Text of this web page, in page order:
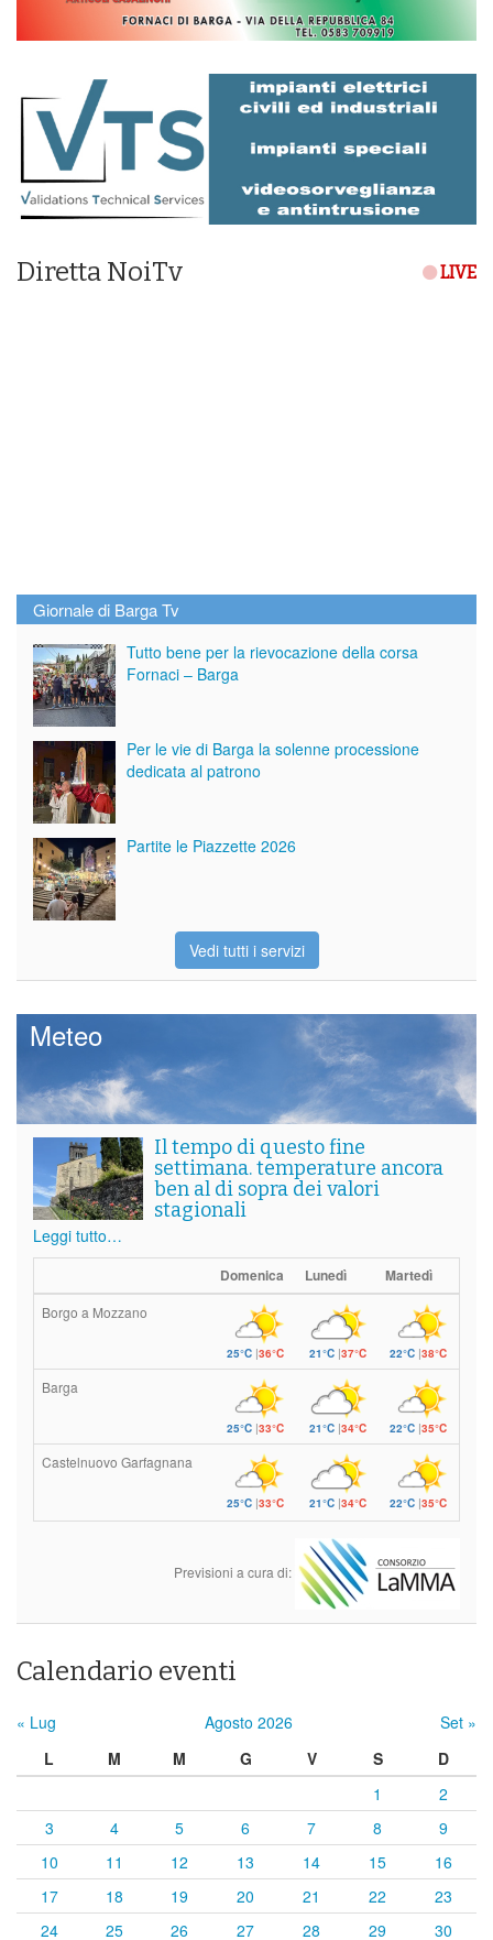
Diretta NoiTv LIVE
Giornale di Barga Tv
Tutto bene per la rievocazione della corsa
Fornaci – Barga
Per le vie di Barga la solenne processione
dedicata al patrono
Partite le Piazzette 2026
Vedi tutti i servizi
Meteo
Il tempo di questo fine
settimana. temperature ancora
ben al di sopra dei valori
stagionali
Leggi tutto…
Domenica Lunedì Martedì
Borgo a Mozzano
25°C|36°C 21°C|37°C 22°C |38°C
Barga
25°C|33°C 21°C|34°C 22°C |35°C
Castelnuovo Garfagnana
25°C|33°C 21°C|34°C 22°C |35°C
Previsioni a cura di:
Calendario eventi
« Lug Agosto 2026
Set »
L
M M G V S
D
1
2
3
4 5 6 7 8
9
10
11 12 13 14 15
16
17
18 19 20 21 22
23
24
25 26 27 28 29 30